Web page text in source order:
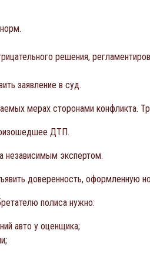
решения,
заявление в суд.
мерах сторонами конфликта.
ДТП.
независимым экспертом.
доверенность, оформленную
полиса нужно:
авто у оценщика;